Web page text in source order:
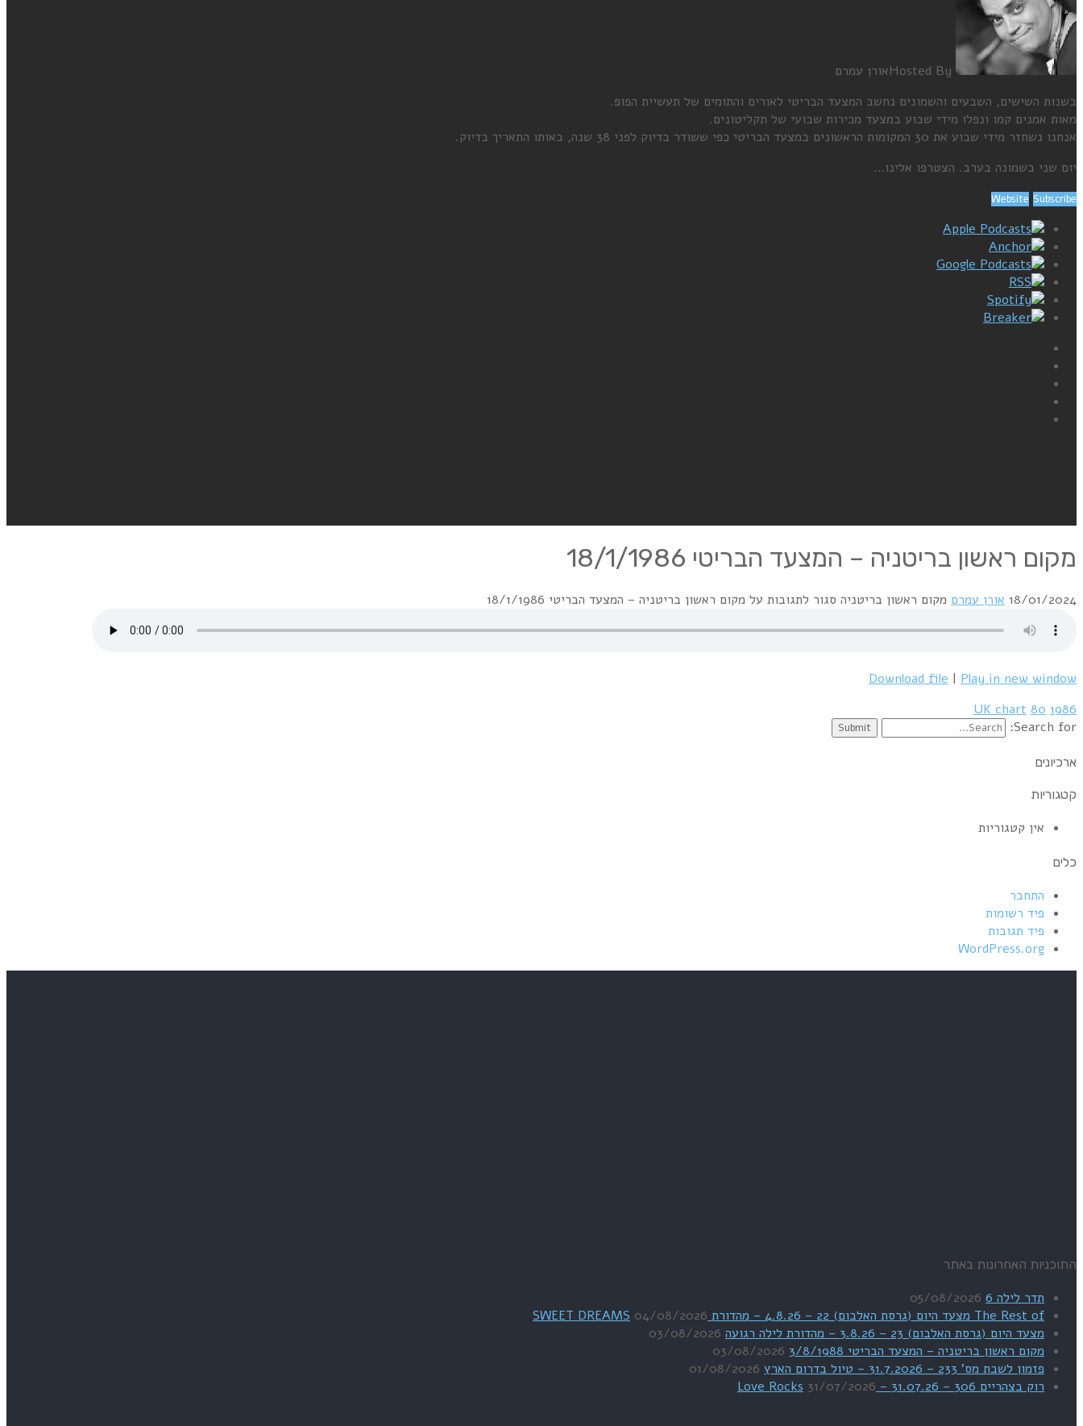
Hosted Byאורן עמרם
בשנות השישים, השבעים והשמונים נחשב המצעד הבריטי לאורים והתומים של תעשיית הפופ.
מאות אמנים קמו ונפלו מידי שבוע במצעד מכירות שבועי של תקליטונים.
אנחנו נשחזר מידי שבוע את 30 המקומות הראשונים במצעד הבריטי כפי ששודר בדיוק לפני 38 שנה, באותו התאריך בדיוק.
יום שני בשמונה בערב. הצטרפו אלינו…
Website Subscribe
Apple Podcasts
Anchor
Google Podcasts
RSS
Spotify
Breaker
מקום ראשון בריטניה – המצעד הבריטי 18/1/1986
18/01/2024 אורן עמרם מקום ראשון בריטניה סגור לתגובות על מקום ראשון בריטניה – המצעד הבריטי 18/1/1986
Download file | Play in new window
1986
80
UK chart
Search for:
ארכיונים
קטגוריות
אין קטגוריות
כלים
התחבר
פיד רשומות
פיד תגובות
WordPress.org
התוכניות האחרונות באתר
תדר לילה 6
05/08/2026
The Rest of מצעד היום (גרסת האלבום) 22 – 4.8.26 – מהדורת SWEET DREAMS
04/08/2026
מצעד היום (גרסת האלבום) 23 – 3.8.26 – מהדורת לילה רגועה
03/08/2026
מקום ראשון בריטניה – המצעד הבריטי 3/8/1988
03/08/2026
פזמון לשבת מס' 233 – 31.7.2026 – טיול בדרום הארץ
01/08/2026
רוק בצהריים 306 – 31.07.26 – Love Rocks
31/07/2026